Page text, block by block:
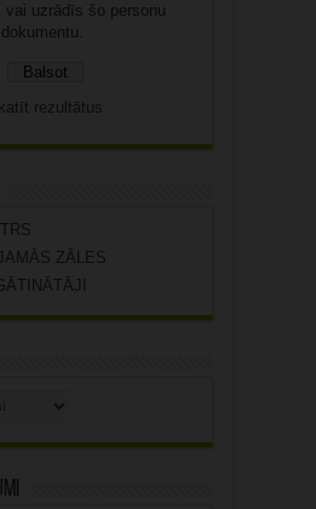
vai uzrādīs šo personu
rezultātus
ZĀLES